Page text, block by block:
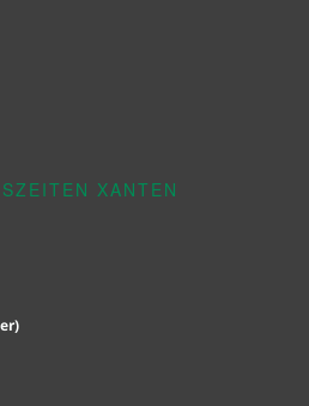
XANTEN